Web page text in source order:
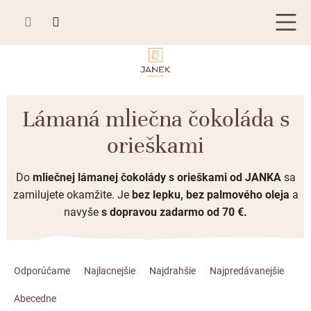
Plnená čokoláda
Mliečna čokoláda
Horká čokoláda
Biela čokoláda
Lámaná čokoláda
BONBONIÉRY, PRALINKY A HĽUZOVKY
Kusové pralinky a hľuzovky
Čokoládové lízanky
Čokoládové srdiečka
Čokoládové figúrky
Čokoládové krémy
ZÁKAZKOVÁ VÝROBA
Svadobné čokolády
Narodeniny
Lámaná mliečna čokoláda s
orieškami
Do mliečnej lámanej čokolády s orieškami od JANKAsa
zamilujete okamžite. Je bez lepku, bez palmového oleja a
navyše s dopravou zadarmo od 70 €.
Odporúčame Najlacnejšie Najdrahšie Najpredávanejšie
Abecedne